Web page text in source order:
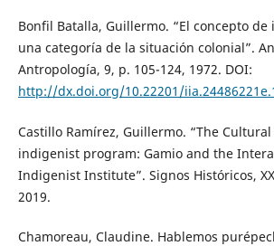
Bonfil Batalla, Guillermo. “El concepto de
una categoría de la situación colonial”.
Antropología, 9, p. 105-124, 1972. DOI:
http://dx.doi.org/10.22201/
Castillo Ramírez, Guillermo. “The
indigenist program: Gamio and the
Indigenist Institute”. Signos Históricos,
2019.
Chamoreau, Claudine. Hablemos